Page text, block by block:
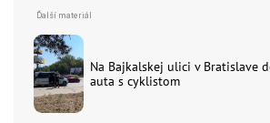
Na Bajkalskej ulici v Bratislave
auta s cyklistom